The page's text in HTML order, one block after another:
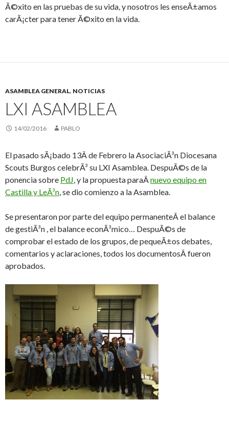
Ã©xito en las pruebas de su vida, y nosotros les enseÃ±amos
carÃ¡cter para tener Ã©xito en la vida.
ASAMBLEA GENERAL, NOTICIAS
LXI ASAMBLEA
14/02/2016 PABLO
El pasado sÃ¡bado 13Â de Febrero la AsociaciÃ³n Diocesana
Scouts Burgos celebrÃ³ su LXI Asamblea. DespuÃ©s de la
ponencia sobre PdJ, y la propuesta paraÂnuevo equipo en
Castilla y LeÃ³n, se dio comienzo a la Asamblea.
Se presentaron por parte del equipo permanenteÂ el balance
de gestiÃ³n , el balance econÃ³mico… DespuÃ©s de
comprobar el estado de los grupos, de pequeÃ±os debates,
comentarios y aclaraciones, todos los documentosÂ fueron
aprobados.